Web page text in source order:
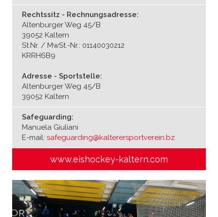
Rechtssitz - Rechnungsadresse:
Altenburger Weg 45/B
39052 Kaltern
St.Nr. / MwSt.-Nr.: 01140030212
KRRH6B9
Adresse - Sportstelle:
Altenburger Weg 45/B
39052 Kaltern
Safeguarding:
Manuela Giuliani
E-mail: safeguarding@kalterersportverein.bz
www.eishockey-kaltern.com